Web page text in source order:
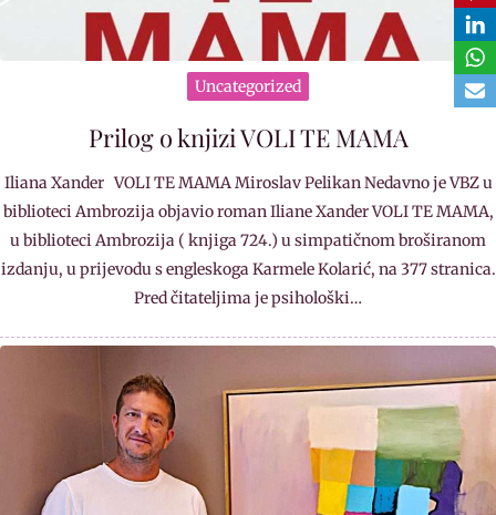
Uncategorized
Prilog o knjizi VOLI TE MAMA
Iliana Xander VOLI TE MAMA Miroslav Pelikan Nedavno je VBZ u
biblioteci Ambrozija objavio roman Iliane Xander VOLI TE MAMA,
u biblioteci Ambrozija ( knjiga 724.) u simpatičnom broširanom
izdanju, u prijevodu s engleskoga Karmele Kolarić, na 377 stranica.
Pred čitateljima je psihološki…